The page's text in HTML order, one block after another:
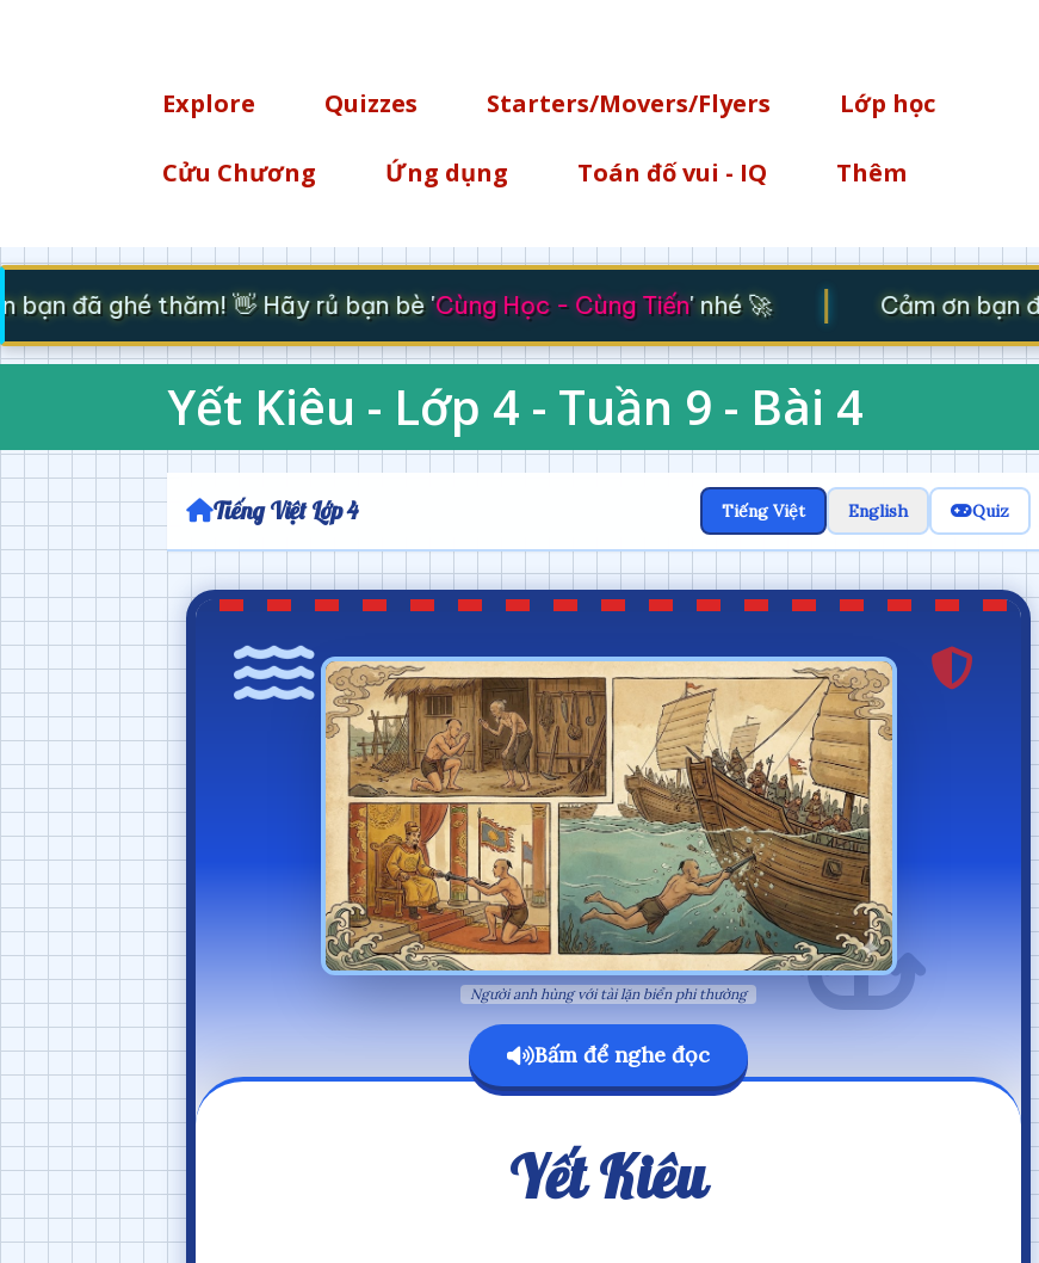
Explore
Quizzes Starters/Movers/Flyers Lớp học
Cửu Chương Ứng dụng Toán đố vui - IQ Thêm
đã ghé thăm! 👋 Hãy rủ bạn bè 'Cùng Học - Cùng Tiến' nhé 🚀 Cảm ơn bạn
Yết Kiêu - Lớp 4 - Tuần 9 - Bài 4
Tiếng Việt Lớp 4 Tiếng Việt English Quiz
Người anh hùng với tài lặn biển phi thường
Bấm để nghe đọc
Yết Kiêu